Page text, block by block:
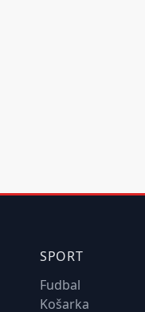
SPORT
Fudbal
Košarka